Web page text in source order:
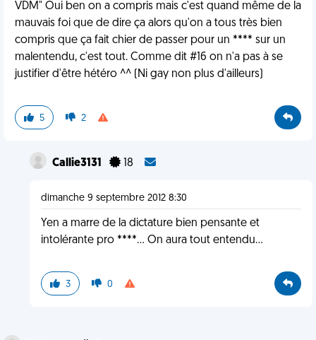
VDM" Oui ben on a compris mais c'est quand même de la
mauvais foi que de dire ça alors qu'on a tous très bien
compris que ça fait chier de passer pour un **** sur un
malentendu, c'est tout. Comme dit #16 on n'a pas à se
justifier d'être hétéro ^^ (Ni gay non plus d'ailleurs)
5 2
Callie3131 18
dimanche 9 septembre 2012 8:30
Yen a marre de la dictature bien pensante et
intolérante pro ****... On aura tout entendu...
3 0